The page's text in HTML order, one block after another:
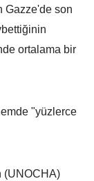
Gazze'de son
ortalama bir
"yüzlerce
(UNOCHA)